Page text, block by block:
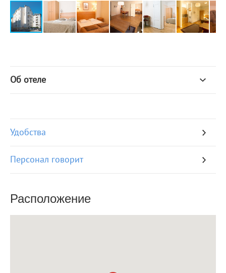
Об отеле
Удобства
Персонал говорит
Расположение